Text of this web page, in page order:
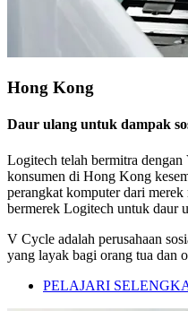
Hong Kong
Daur ulang untuk dampak
Logitech telah bermitra
konsumen di Hong Kong
perangkat komputer dari
bermerek Logitech untuk daur
V Cycle adalah perusahaan
yang layak bagi orang tua dan
PELAJARI